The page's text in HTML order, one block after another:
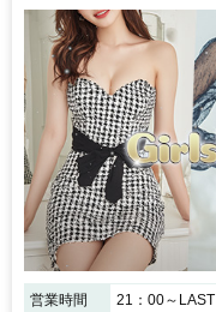
営業時間 21：00～LAST